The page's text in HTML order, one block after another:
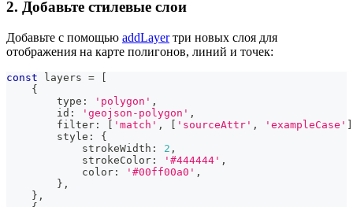
2. Добавьте стилевые слои
Добавьте с помощью addLayerтри новых слоя для
отображения на карте полигонов, линий и точек:
const layers =
[
{
        type
: 'polygon' ,
        id
: 'geojson-polygon' ,
        filter
: [ 'match' , [ 'sourceAttr' , 'exampleCase' ]
        style
:
{
            strokeWidth
: 2 ,
            strokeColor
: '#444444' ,
            color
: '#00ff00a0' ,
} ,
} ,